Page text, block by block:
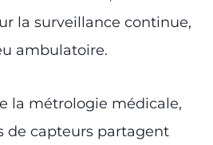
la surveillance continue,
ambulatoire.
la métrologie médicale,
de capteurs partagent